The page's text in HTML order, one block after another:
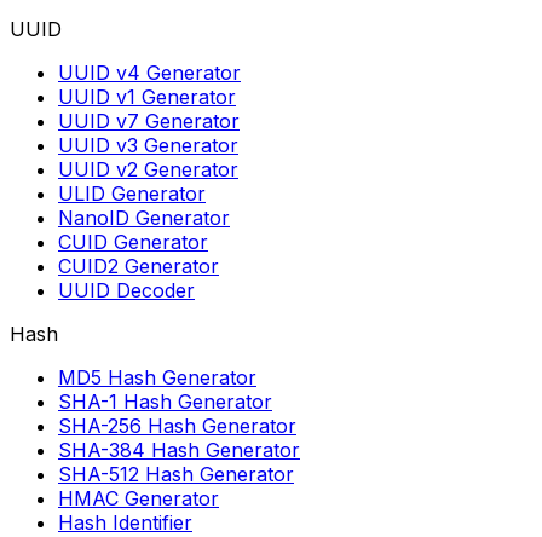
UUID
UUID v4 Generator
UUID v1 Generator
UUID v7 Generator
UUID v3 Generator
UUID v2 Generator
ULID Generator
NanoID Generator
CUID Generator
CUID2 Generator
UUID Decoder
Hash
MD5 Hash Generator
SHA-1 Hash Generator
SHA-256 Hash Generator
SHA-384 Hash Generator
SHA-512 Hash Generator
HMAC Generator
Hash Identifier